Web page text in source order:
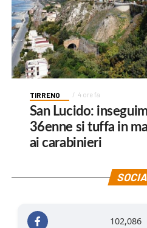
TIRRENO 4 ore fa
San Lucido:
36enne si tuffa in
ai carabinieri
102,086